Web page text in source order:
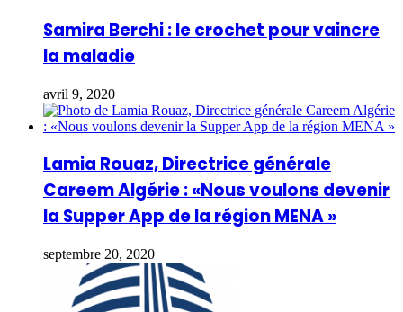
Samira Berchi : le crochet pour vaincre
la maladie
avril 9, 2020
Lamia Rouaz, Directrice générale
Careem Algérie : «Nous voulons devenir
la Supper App de la région MENA »
septembre 20, 2020